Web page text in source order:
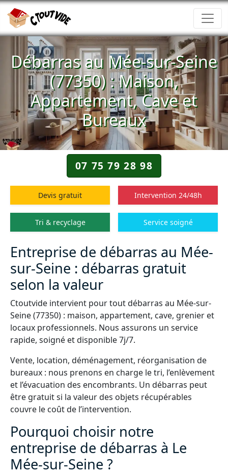
Débarras au Mée-sur-Seine
(77350) : Maison,
Appartement, Cave et
Bureaux
07 75 79 28 98
Devis gratuit Intervention 24/48h
Tri & recyclage Service soigné
Entreprise de débarras au Mée-
sur-Seine : débarras gratuit
selon la valeur
Ctoutvide intervient pour tout débarras au Mée-sur-
Seine (77350) : maison, appartement, cave, grenier et
locaux professionnels. Nous assurons un service
rapide, soigné et disponible 7j/7.
Vente, location, déménagement, réorganisation de
bureaux : nous prenons en charge le tri, l’enlèvement
et l’évacuation des encombrants. Un débarras peut
être gratuit si la valeur des objets récupérables
couvre le coût de l’intervention.
Pourquoi choisir notre
entreprise de débarras à Le
Mée-sur-Seine ?